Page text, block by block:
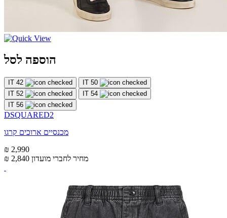
הוספה לסל
IT 42
IT 50
IT 52
IT 54
IT 56
DSQUARED2
מכנסיים ארוכים קרגו
₪ 2,990
₪ 2,840 מחיר לחברי מועדון